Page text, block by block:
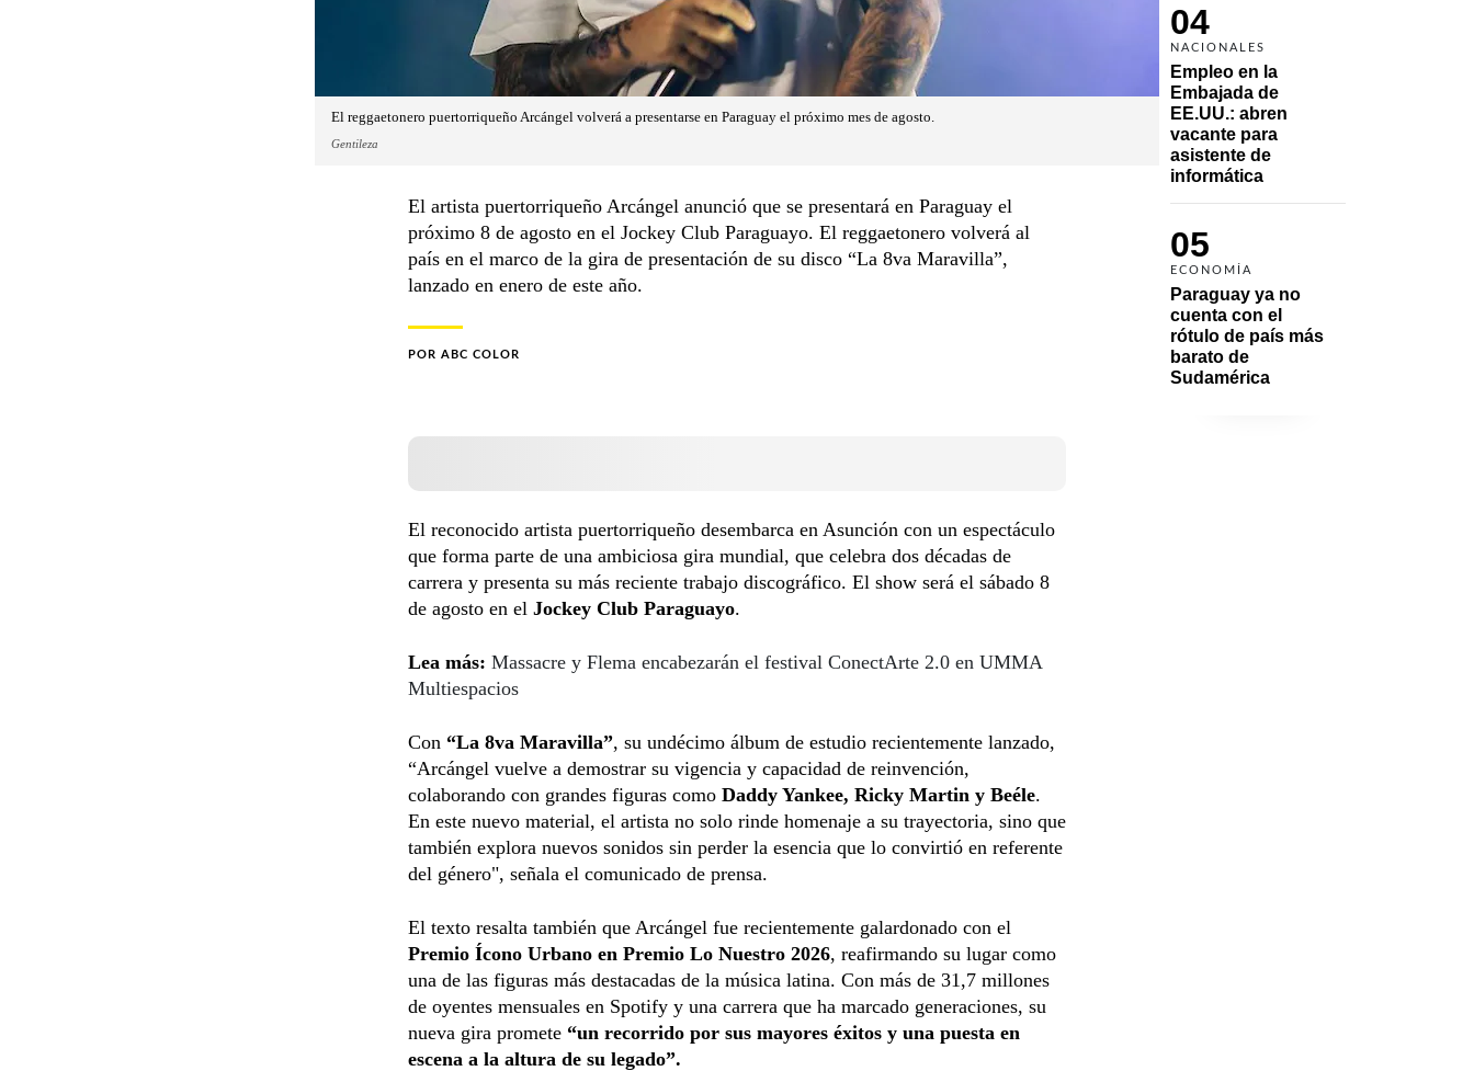
04
NACIONALES
Empleo en la
Embajada de
EE.UU.: abren
vacante para
asistente de
informática
05
ECONOMÍA
Paraguay ya no
cuenta con el
rótulo de país más
barato de
Sudamérica
El reggaetonero puertorriqueño Arcángel volverá a presentarse en Paraguay el próximo mes de agosto.
Gentileza
El artista puertorriqueño Arcángel anunció que se presentará en Paraguay el
próximo 8 de agosto en el Jockey Club Paraguayo. El reggaetonero volverá al
país en el marco de la gira de presentación de su disco “La 8va Maravilla”,
lanzado en enero de este año.
POR ABC COLOR
El reconocido artista puertorriqueño desembarca en Asunción con un espectáculo
que forma parte de una ambiciosa gira mundial, que celebra dos décadas de
carrera y presenta su más reciente trabajo discográfico. El show será el sábado 8
de agosto en el Jockey Club Paraguayo.
Lea más: Massacre y Flema encabezarán el festival ConectArte 2.0 en UMMA
Multiespacios
Con “La 8va Maravilla”, su undécimo álbum de estudio recientemente lanzado,
“Arcángel vuelve a demostrar su vigencia y capacidad de reinvención,
colaborando con grandes figuras como Daddy Yankee, Ricky Martin y Beéle.
En este nuevo material, el artista no solo rinde homenaje a su trayectoria, sino que
también explora nuevos sonidos sin perder la esencia que lo convirtió en referente
del género", señala el comunicado de prensa.
El texto resalta también que Arcángel fue recientemente galardonado con el
Premio Ícono Urbano en Premio Lo Nuestro 2026, reafirmando su lugar como
una de las figuras más destacadas de la música latina. Con más de 31,7 millones
de oyentes mensuales en Spotify y una carrera que ha marcado generaciones, su
nueva gira promete “un recorrido por sus mayores éxitos y una puesta en
escena a la altura de su legado”.